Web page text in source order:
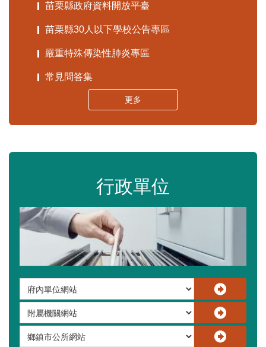
苗栗縣政府資料開放平臺
苗栗縣30人以下學校公告專區
嚴重特殊傳染性肺炎專區
常見問答集
更多
行政單位